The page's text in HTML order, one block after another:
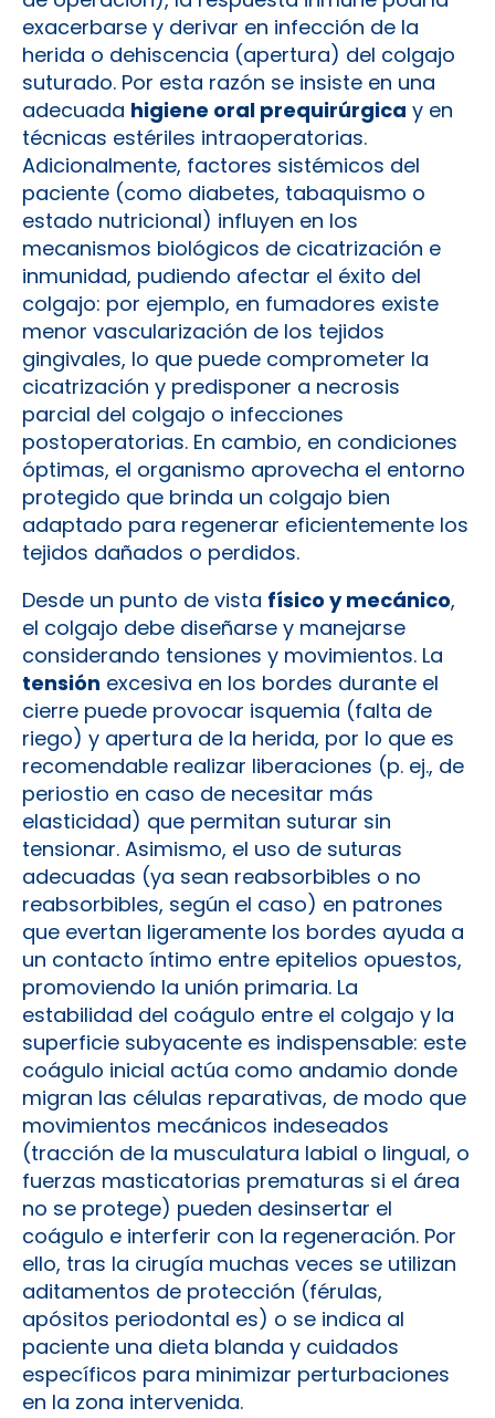
exacerbarse y derivar en infección de la
herida o dehiscencia (apertura) del colgajo
suturado. Por esta razón se insiste en una
adecuada higiene oral prequirúrgica y en
técnicas estériles intraoperatorias.
Adicionalmente, factores sistémicos del
paciente (como diabetes, tabaquismo o
estado nutricional) influyen en los
mecanismos biológicos de cicatrización e
inmunidad, pudiendo afectar el éxito del
colgajo: por ejemplo, en fumadores existe
menor vascularización de los tejidos
gingivales, lo que puede comprometer la
cicatrización y predisponer a necrosis
parcial del colgajo o infecciones
postoperatorias. En cambio, en condiciones
óptimas, el organismo aprovecha el entorno
protegido que brinda un colgajo bien
adaptado para regenerar eficientemente los
tejidos dañados o perdidos.
Desde un punto de vista físico y mecánico,
el colgajo debe diseñarse y manejarse
considerando tensiones y movimientos. La
tensión excesiva en los bordes durante el
cierre puede provocar isquemia (falta de
riego) y apertura de la herida, por lo que es
recomendable realizar liberaciones (p. ej., de
periostio en caso de necesitar más
elasticidad) que permitan suturar sin
tensionar. Asimismo, el uso de suturas
adecuadas (ya sean reabsorbibles o no
reabsorbibles, según el caso) en patrones
que evertan ligeramente los bordes ayuda a
un contacto íntimo entre epitelios opuestos,
promoviendo la unión primaria. La
estabilidad del coágulo entre el colgajo y la
superficie subyacente es indispensable: este
coágulo inicial actúa como andamio donde
migran las células reparativas, de modo que
movimientos mecánicos indeseados
(tracción de la musculatura labial o lingual, o
fuerzas masticatorias prematuras si el área
no se protege) pueden desinsertar el
coágulo e interferir con la regeneración. Por
ello, tras la cirugía muchas veces se utilizan
aditamentos de protección (férulas,
apósitos periodontal es) o se indica al
paciente una dieta blanda y cuidados
específicos para minimizar perturbaciones
en la zona intervenida.